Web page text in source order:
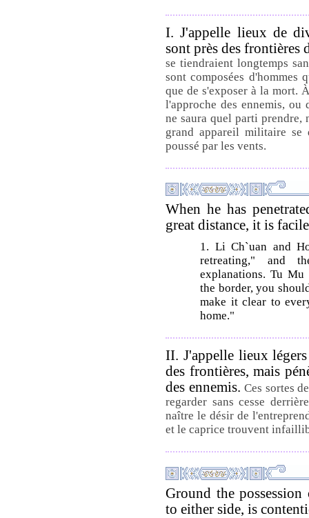
I. J'appelle lieux de
sont près des frontières
se tiendraient longtemps
sont composées
que de s'exposer à la mort.
l'approche des ennemis, ou
ne saura quel parti prendre,
grand appareil militaire se
poussé par les vents.
When he has
great distance, it is
1. Li Ch`uan and
retreating," and
explanations. Tu Mu
the border, you
make it clear to
home."
II. J'appelle lieux
des frontières, mais
des ennemis. Ces sortes
regarder sans cesse
naître le désir de
et le caprice trouvent
Ground the
to either side, is